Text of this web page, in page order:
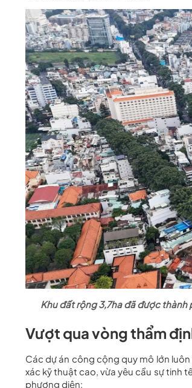
Khu đất rộng 3,7ha đã được thành
Vượt qua vòng thẩm
Các dự án công cộng quy mô lớn
xác kỹ thuật cao, vừa yêu cầu sự tinh
phương diện: